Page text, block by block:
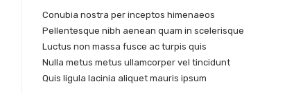
Conubia nostra per inceptos himenaeos
Pellentesque nibh aenean quam in scelerisque
Luctus non massa fusce ac turpis quis
Nulla metus metus ullamcorper vel tincidunt
Quis ligula lacinia aliquet mauris ipsum